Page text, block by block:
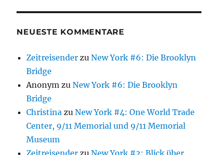
NEUESTE KOMMENTARE
Zeitreisender zuNew York #6: Die Brooklyn
Bridge
Anonym zuNew York #6: Die Brooklyn
Bridge
Christina zuNew York #4: One World Trade
Center, 9/11 Memorial und 9/11 Memorial
Museum